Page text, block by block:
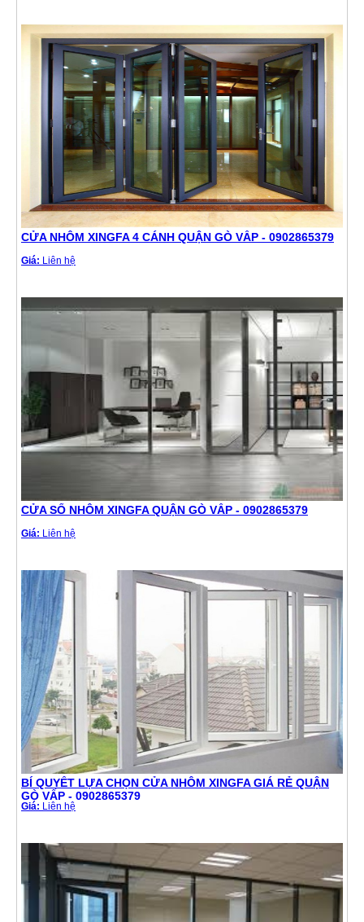
CỬA NHÔM XINGFA 4 CÁNH QUẬN GÒ VẤP - 0902865379
Giá: Liên hệ
CỬA SỔ NHÔM XINGFA QUẬN GÒ VẤP - 0902865379
Giá: Liên hệ
BÍ QUYẾT LỰA CHỌN CỬA NHÔM XINGFA GIÁ RẺ QUẬN
GÒ VẤP - 0902865379
Giá: Liên hệ